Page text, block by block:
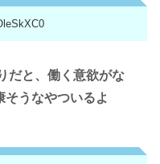
だと、働く意欲がな
うなやついるよ